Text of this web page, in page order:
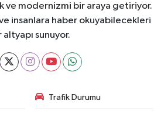
ve modernizmi bir araya getiriyor.
insanlara haber okuyabilecekleri
altyapı sunuyor.
Trafik Durumu